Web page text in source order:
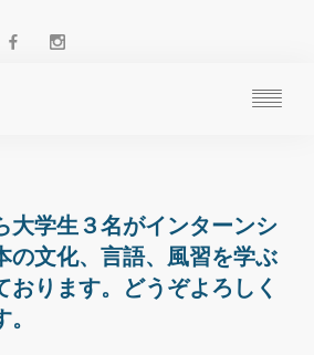
大学生３名がインターンシ
の文化、言語、風習を学ぶ
おります。どうぞよろしく